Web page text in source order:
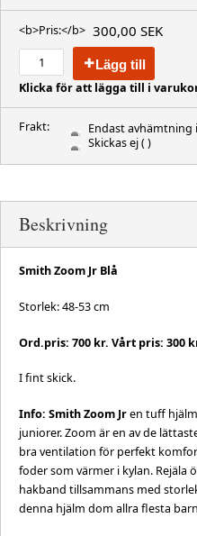
<b>Pris:</b> 300,00 SEK
Lägg till
Klicka för att lägga till i
Frakt: Endast avhämtning
Skickas ej( )
Beskrivning
Smith Zoom Jr Blå
Storlek: 48-53 cm
Ord.pris: 700 kr. Vårt pris: 300
I fint skick.
Info: Smith Zoom Jren tuff
juniorer. Zoom är en av de
bra ventilation för perfekt
foder som värmer i kylan.
hakband tillsammans med
denna hjälm dom allra flesta